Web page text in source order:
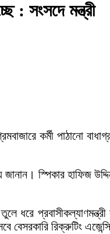
: সংসদে মন্ত্রী
কর্মী পাঠানো
স্পিকার হাফিজ
রিক্রুটিং